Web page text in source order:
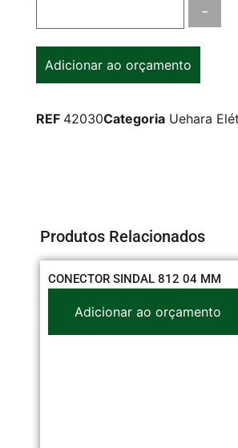
-
Adicionar ao orçamento
REF 42030Categoria Uehara
Produtos Relacionados
CONECTOR SINDAL 812 04 MM
Adicionar ao orçamento